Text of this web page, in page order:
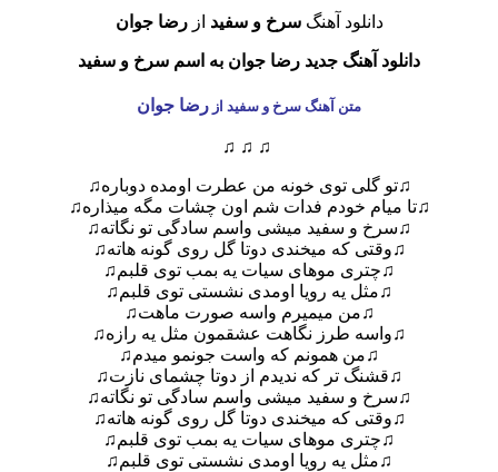
دانلود آهنگسرخ و سفید ازرضا جوان
دانلود آهنگ جدید رضا جوان به اسم سرخ و سفید
متن آهنگ سرخ و سفید از رضا جوان
♫ ♫ ♫
♫تو گلی توی خونه من عطرت اومده دوباره♫
♫تا میام خودم فدات شم اون چشات مگه میذاره♫
♫سرخ و سفید میشی واسم سادگی تو نگاته♫
♫وقتی که میخندی دوتا گل روی گونه هاته♫
♫چتری موهای سیات یه بمب توی قلبم♫
♫مثل یه رویا اومدی نشستی توی قلبم♫
♫من میمیرم واسه صورت ماهت♫
♫واسه طرز نگاهت عشقمون مثل یه رازه♫
♫من همونم که واست جونمو میدم♫
♫قشنگ تر که ندیدم از دوتا چشمای نازت♫
♫سرخ و سفید میشی واسم سادگی تو نگاته♫
♫وقتی که میخندی دوتا گل روی گونه هاته♫
♫چتری موهای سیات یه بمب توی قلبم♫
♫مثل یه رویا اومدی نشستی توی قلبم♫